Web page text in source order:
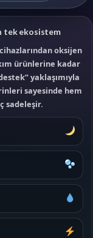
tek ekosistem
oksijen
ürünlerine kadar
yaklaşımıyla
sayesinde hem
sadeleşir.